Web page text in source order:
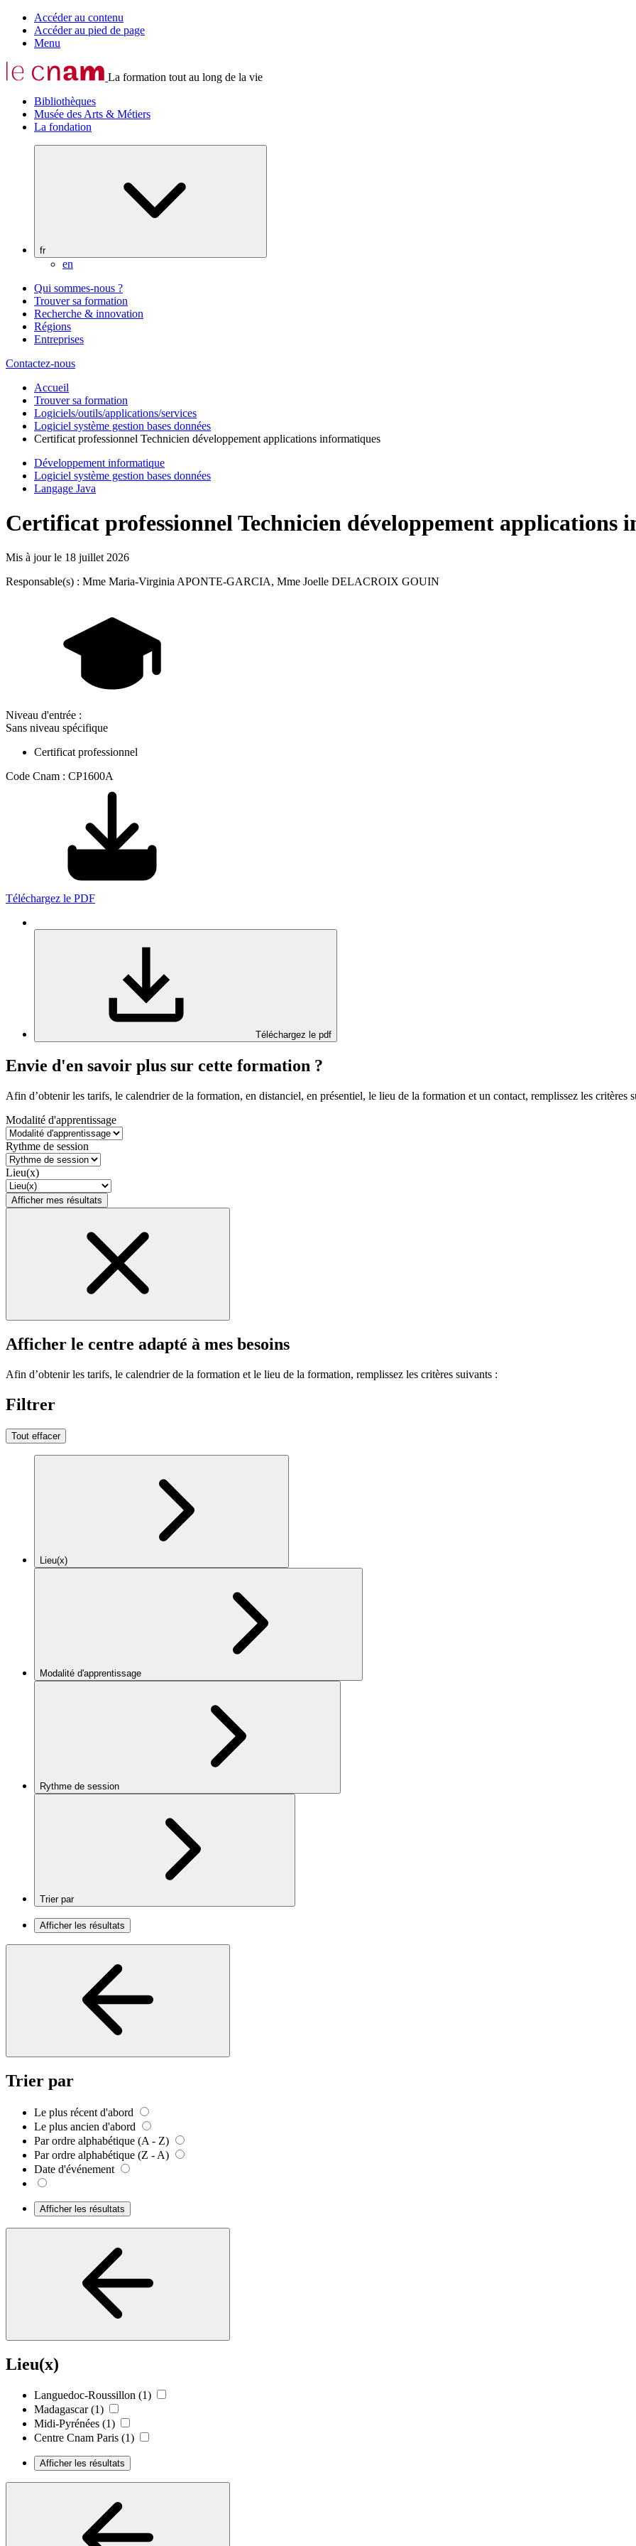
Accéder au contenu
Accéder au pied de page
Menu
La formation tout au long de la vie
Bibliothèques
Musée des Arts & Métiers
La fondation
fr
en
Qui sommes-nous ?
Trouver sa formation
Recherche & innovation
Régions
Entreprises
Contactez-nous
Accueil
Trouver sa formation
Logiciels/outils/applications/services
Logiciel système gestion bases données
Certificat professionnel Technicien développement applications informatiques
Développement informatique
Logiciel système gestion bases données
Langage Java
Certificat professionnel Technicien développement applications
Mis à jour le 18 juillet 2026
Responsable(s) : Mme Maria-Virginia APONTE-GARCIA, Mme Joelle DELACROIX GOUIN
Niveau d'entrée :
Sans niveau spécifique
Certificat professionnel
Code Cnam : CP1600A
Téléchargez le PDF
Téléchargez le pdf
Envie d'en savoir plus sur cette formation ?
Afin d’obtenir les tarifs, le calendrier de la formation, en distanciel, en présentiel, le lieu de la formation et un contact, remplissez les critères
Modalité d'apprentissage
Rythme de session
Lieu(x)
Afficher mes résultats
Afficher le centre adapté à mes besoins
Afin d’obtenir les tarifs, le calendrier de la formation et le lieu de la formation, remplissez les critères suivants :
Filtrer
Tout effacer
Lieu(x)
Modalité d'apprentissage
Rythme de session
Trier par
Afficher les résultats
Trier par
Le plus récent d'abord
Le plus ancien d'abord
Par ordre alphabétique (A - Z)
Par ordre alphabétique (Z - A)
Date d'événement
Afficher les résultats
Lieu(x)
Languedoc-Roussillon (1)
Madagascar (1)
Midi-Pyrénées (1)
Centre Cnam Paris (1)
Afficher les résultats